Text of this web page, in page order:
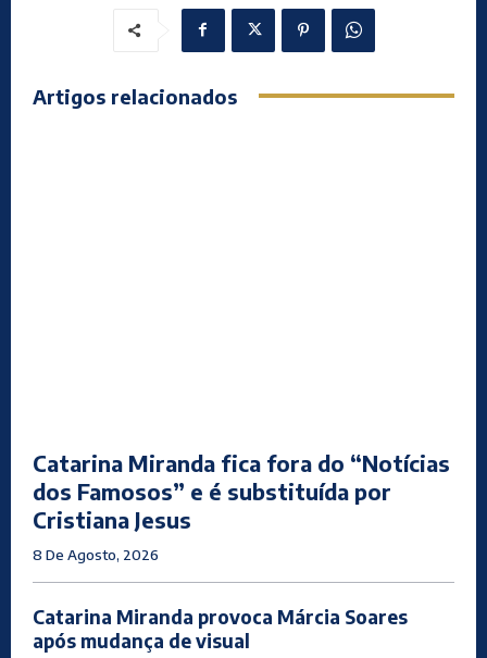
Artigos relacionados
Catarina Miranda fica fora do “Notícias
dos Famosos” e é substituída por
Cristiana Jesus
8 De Agosto, 2026
Catarina Miranda provoca Márcia Soares
após mudança de visual